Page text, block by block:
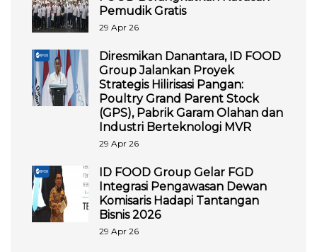
Pemudik Gratis
29 Apr 26
Diresmikan Danantara, ID FOOD
Group Jalankan Proyek
Strategis Hilirisasi Pangan:
Poultry Grand Parent Stock
(GPS), Pabrik Garam Olahan dan
Industri Berteknologi MVR
29 Apr 26
ID FOOD Group Gelar FGD
Integrasi Pengawasan Dewan
Komisaris Hadapi Tantangan
Bisnis 2026
29 Apr 26